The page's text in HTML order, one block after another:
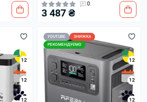
0
3 487 ₴
12
12
12
YOUTUBE
ЗНИЖКА
РЕКОМЕНДУЄМО
12
12
12